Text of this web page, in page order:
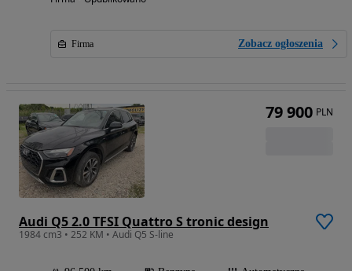
Firma Zobacz ogłoszenia
Audi Q5 2.0 TFSI Quattro S tronic design
1984 cm3 • 252 KM • Audi Q5 S-line
79 900 PLN